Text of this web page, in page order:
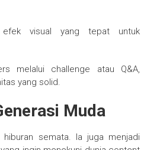
efek visual yang tepat untuk
melalui challenge atau Q&A,
yang solid.
Muda
hiburan semata. Ia juga menjadi